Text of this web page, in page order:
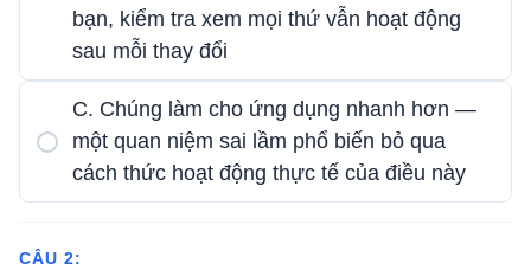
bạn, kiểm tra xem mọi thứ vẫn hoạt động
sau mỗi thay đổi
C. Chúng làm cho ứng dụng nhanh hơn —
một quan niệm sai lầm phổ biến bỏ qua
cách thức hoạt động thực tế của điều này
CÂU 2: